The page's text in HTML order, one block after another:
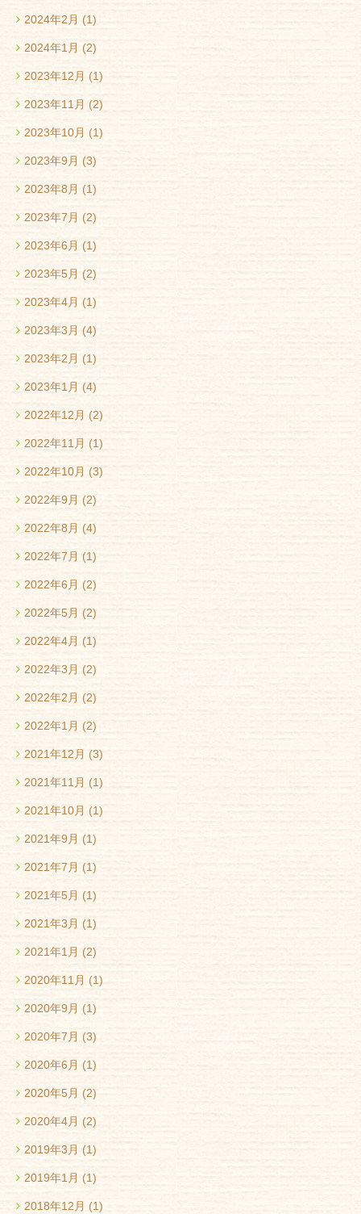
2024年2月 (1)
2024年1月 (2)
2023年12月 (1)
2023年11月 (2)
2023年10月 (1)
2023年9月 (3)
2023年8月 (1)
2023年7月 (2)
2023年6月 (1)
2023年5月 (2)
2023年4月 (1)
2023年3月 (4)
2023年2月 (1)
2023年1月 (4)
2022年12月 (2)
2022年11月 (1)
2022年10月 (3)
2022年9月 (2)
2022年8月 (4)
2022年7月 (1)
2022年6月 (2)
2022年5月 (2)
2022年4月 (1)
2022年3月 (2)
2022年2月 (2)
2022年1月 (2)
2021年12月 (3)
2021年11月 (1)
2021年10月 (1)
2021年9月 (1)
2021年7月 (1)
2021年5月 (1)
2021年3月 (1)
2021年1月 (2)
2020年11月 (1)
2020年9月 (1)
2020年7月 (3)
2020年6月 (1)
2020年5月 (2)
2020年4月 (2)
2019年3月 (1)
2019年1月 (1)
2018年12月 (1)